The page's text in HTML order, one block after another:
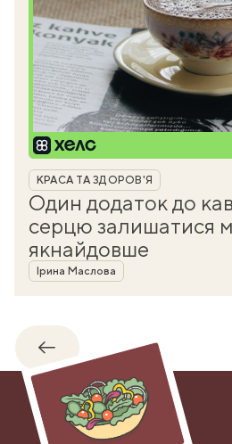
Рубрика
КРАСА ТА ЗДОРОВ'Я
Один додаток до
серцю залишатися
якнайдовше
Автор
Ірина Маслова
Назад